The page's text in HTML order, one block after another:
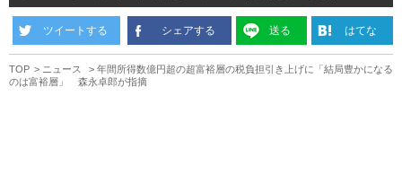
ツイートする シェアする 送る はてな
TOP ニュース
年間所得数億円超の超富裕層の税負担引き上げに「結局豊かになる
のは富裕層」 森永卓郎が指摘